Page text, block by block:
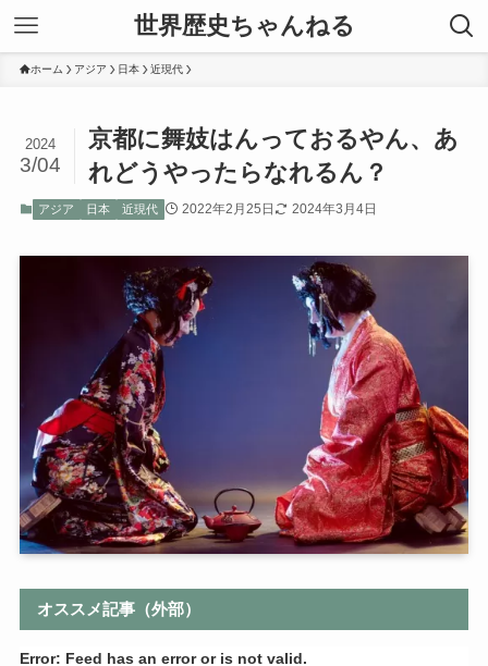
世界歴史ちゃんねる
ホーム アジア 日本 近現代
京都に舞妓はんっておるやん、あ
れどうやったらなれるん？
2024
3/04
アジア 日本 近現代 2022年2月25日 2024年3月4日
オススメ記事（外部）
Error: Feed has an error or is not valid.